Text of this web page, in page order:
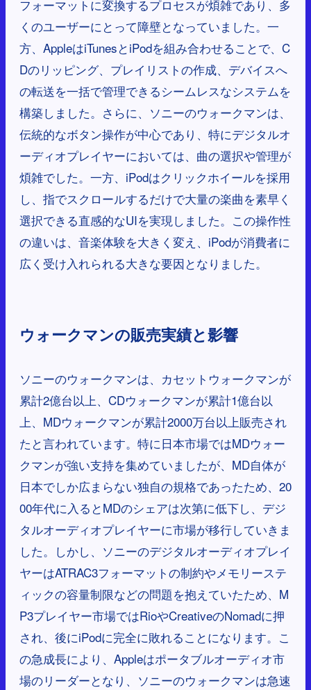
フォーマットに変換するプロセスが煩雑であり、多
くのユーザーにとって障壁となっていました。一
方、AppleはiTunesとiPodを組み合わせることで、C
Dのリッピング、プレイリストの作成、デバイスへ
の転送を一括で管理できるシームレスなシステムを
構築しました。さらに、ソニーのウォークマンは、
伝統的なボタン操作が中心であり、特にデジタルオ
ーディオプレイヤーにおいては、曲の選択や管理が
煩雑でした。一方、iPodはクリックホイールを採用
し、指でスクロールするだけで大量の楽曲を素早く
選択できる直感的なUIを実現しました。この操作性
の違いは、音楽体験を大きく変え、iPodが消費者に
広く受け入れられる大きな要因となりました。
ウォークマンの販売実績と影響
ソニーのウォークマンは、カセットウォークマンが
累計2億台以上、CDウォークマンが累計1億台以
上、MDウォークマンが累計2000万台以上販売され
たと言われています。特に日本市場ではMDウォー
クマンが強い支持を集めていましたが、MD自体が
日本でしか広まらない独自の規格であったため、20
00年代に入るとMDのシェアは次第に低下し、デジ
タルオーディオプレイヤーに市場が移行していきま
した。しかし、ソニーのデジタルオーディオプレイ
ヤーはATRAC3フォーマットの制約やメモリーステ
ィックの容量制限などの問題を抱えていたため、M
P3プレイヤー市場ではRioやCreativeのNomadに押
され、後にiPodに完全に敗れることになります。こ
の急成長により、Appleはポータブルオーディオ市
場のリーダーとなり、ソニーのウォークマンは急速